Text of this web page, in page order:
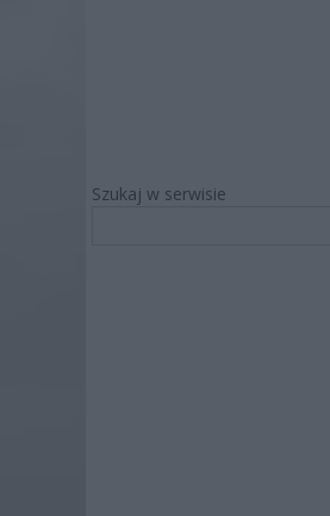
Szukaj w serwisie